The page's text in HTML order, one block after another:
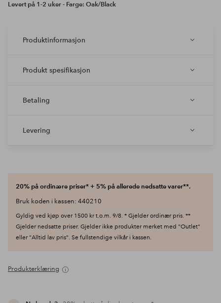
Levert på 1-2 uker - Farge: Oak/Black
Produktinformasjon
Produkt spesifikasjon
Betaling
Levering
20% på ordinære priser* + 5% på allerede nedsatte varer**.
Bruk koden i kassen: 440210
Gyldig ved kjøp over 1500 kr t.o.m. 9/8. * Gjelder ordinær pris. **
Gjelder nedsatte priser. Gjelder ikke produkter merket med "Outlet"
eller "Alltid lav pris". Se fullstendige vilkår i kassen.
Produkterklæring